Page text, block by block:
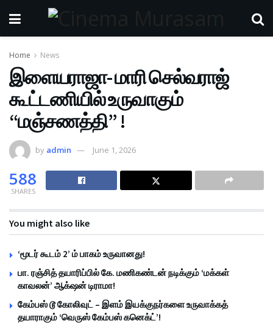
Home News
இளையராஜா- மாரி செல்வராஜ்
கூட்டணியில் உருவாகும்
“மஞ்சணத்தி” !
by admin June 1, 2026
588
SHARES
You might also like
‘மூடர் கூடம் 2’ ம் பாகம் உருவானது!
பா. ரஞ்சித் தயாரிப்பில் கே. மணிகண்டன் நடிக்கும் ‘மக்கள்
காவலன்’ ஆக்‌ஷன் டிராமா!
கேம்பஸ் டூ கோலிவுட் – இளம் இயக்குநர்களை உருவாக்கத்
தயாராகும் ‘வெருஸ் கேம்பஸ் கனெக்ட்’!